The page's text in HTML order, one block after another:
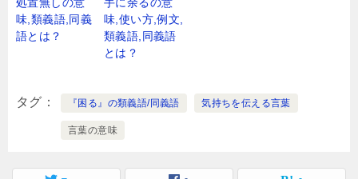
味,類義語,同義
語とは？
味,使い方,例文,
類義語,同義語
とは？
タグ 『困る』の類義語/同義語 気持ちを伝える言葉
言葉の意味